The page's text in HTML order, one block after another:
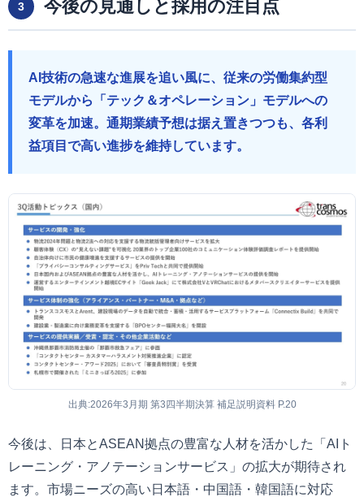
3 今後の見通しと採用の注目点
AI技術の急速な進展を追い風に、従来の労働集約型
モデルから「テック＆オペレーション」モデルへの
変革を加速。通期業績予想は据え置きつつも、各利
益項目で高い進捗を維持しています。
出典:2026年3月期 第3四半期決算 補足説明資料 P.20
今後は、日本とASEAN拠点の豊富な人材を活かした「AIト
レーニング・アノテーションサービス」の拡大が期待され
ます。市場ニーズの高い日本語・中国語・韓国語に対応